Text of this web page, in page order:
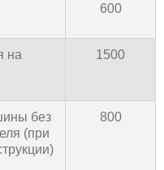
600
на
1500
без
(при
800